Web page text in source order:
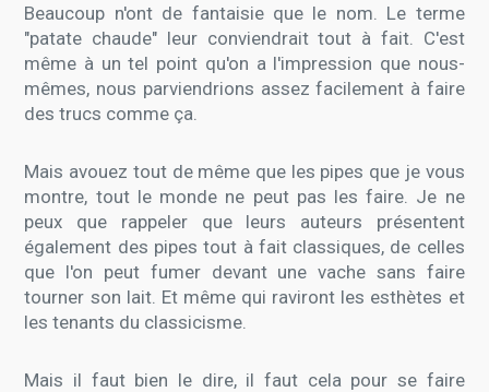
Beaucoup n'ont de fantaisie que le nom. Le terme
"patate chaude" leur conviendrait tout à fait. C'est
même à un tel point qu'on a l'impression que nous-
mêmes, nous parviendrions assez facilement à faire
des trucs comme ça.
Mais avouez tout de même que les pipes que je vous
montre, tout le monde ne peut pas les faire. Je ne
peux que rappeler que leurs auteurs présentent
également des pipes tout à fait classiques, de celles
que l'on peut fumer devant une vache sans faire
tourner son lait. Et même qui raviront les esthètes et
les tenants du classicisme.
Mais il faut bien le dire, il faut cela pour se faire